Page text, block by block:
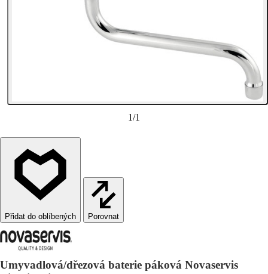
1/1
Porovnat
Umyvadlová/dřezová baterie páková Novaservis